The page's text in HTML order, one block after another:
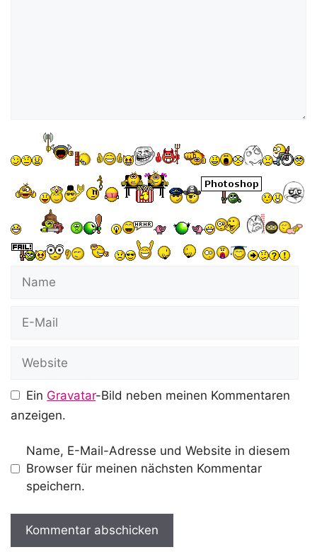
Mail
Ein Gravatar-Bild neben meinen Kommentaren
anzeigen.
Name, E-Mail-Adresse und Website in diesem
Browser für meinen nächsten Kommentar
speichern.